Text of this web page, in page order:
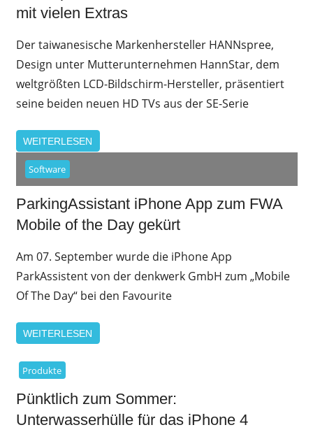
mit vielen Extras
Der taiwanesische Markenhersteller HANNspree,
Design unter Mutterunternehmen HannStar, dem
weltgrößten LCD-Bildschirm-Hersteller, präsentiert
seine beiden neuen HD TVs aus der SE-Serie
WEITERLESEN
Software
ParkingAssistant iPhone App zum FWA
Mobile of the Day gekürt
Am 07. September wurde die iPhone App
ParkAssistent von der denkwerk GmbH zum „Mobile
Of The Day“ bei den Favourite
WEITERLESEN
Produkte
Pünktlich zum Sommer:
Unterwasserhülle für das iPhone 4